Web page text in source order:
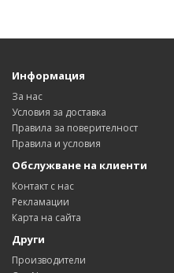
Информация
За нас
Условия за доставка
Правила за поверителност
Правила и условия
Обслужване на клиенти
Контакт с нас
Рекламации
Карта на сайта
Други
Производители